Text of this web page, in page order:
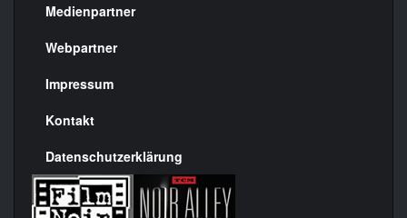
Menülinks
rechte
Seite
Medienpartner
Webpartner
Impressum
Kontakt
Datenschutzerklärung